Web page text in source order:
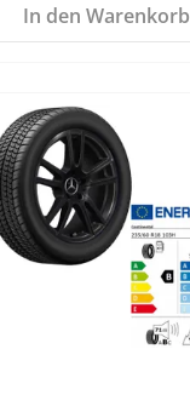
In den Warenkorb